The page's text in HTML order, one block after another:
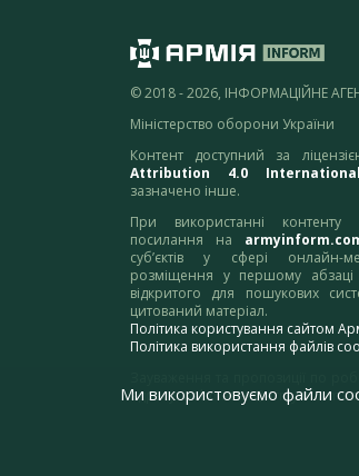
© 2018 - 2026, ІНФОРМАЦІЙНЕ
Міністерство оборони України
Контент доступний за
Attribution 4.0
зазначено інше.
При використанні
посилання на
суб’єктів у сфері онлайн-
розміщення у першому абзаці
відкритого для пошукових
цитований матеріал.
Політика користування сайтом
Політика використання файлів
адресу:
Ми використовуємо файли